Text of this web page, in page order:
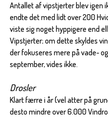
Antallet af vipstjerter blev igen
endte det med lidt over 200
viste sig noget hyppigere end
Vipstjerter; om dette skyldes
der fokuseres mere på vade-
september, vides ikke.
Drosler
Klart færre i år (vel atter på
desto mindre over 6.000